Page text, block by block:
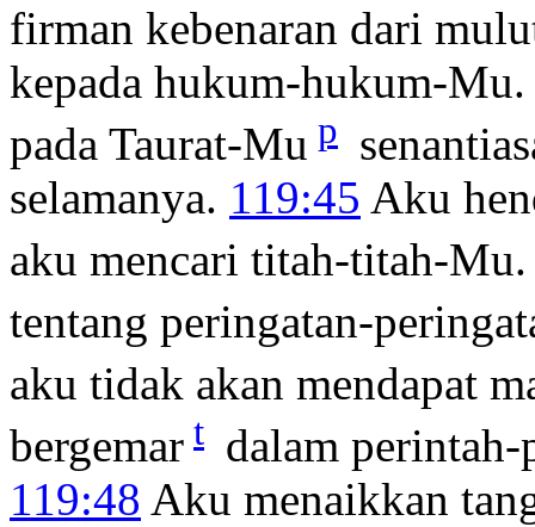
firman kebenaran dari
kepada hukum-hukum-
pada Taurat-Mu p
selamanya. 119:45 Aku
aku mencari titah-titah-Mu.
tentang peringatan-
aku tidak akan mendapat
bergemar t dalam
119:48 Aku menaikkan